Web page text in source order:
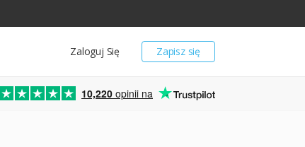
Zapisz się
Zaloguj Się
10,220 opinii na